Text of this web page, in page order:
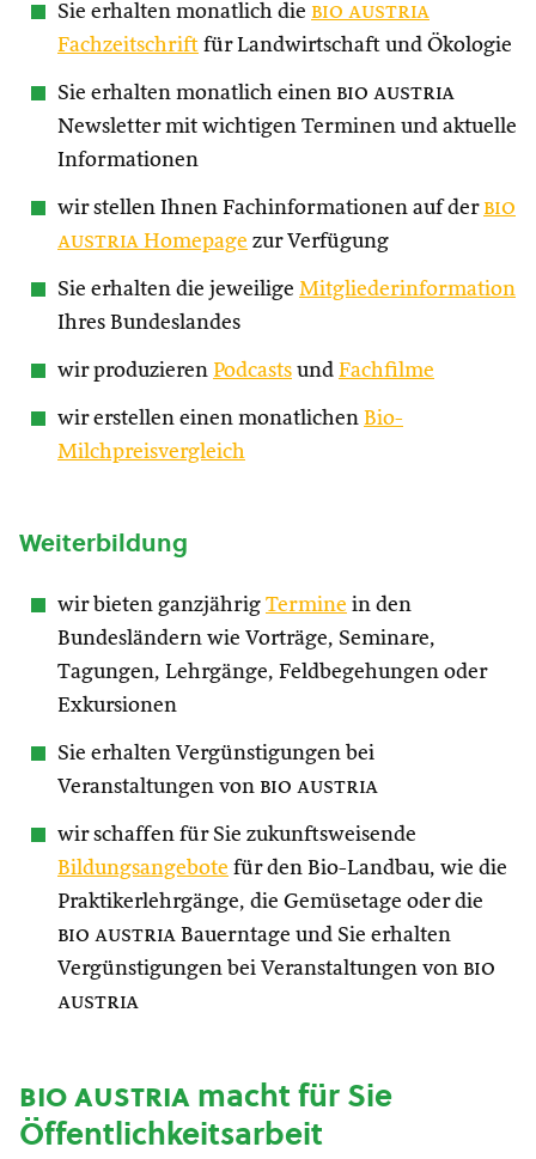
Sie erhalten monatlich die bio austria
Fachzeitschrift für Landwirtschaft und Ökologie
Sie erhalten monatlich einen bio austria
Newsletter mit wichtigen Terminen und aktuelle
Informationen
wir stellen Ihnen Fachinformationen auf der bio
austria Homepage zur Verfügung
Sie erhalten die jeweilige Mitgliederinformation
Ihres Bundeslandes
wir produzieren Podcasts und Fachfilme
wir erstellen einen monatlichen Bio-
Milchpreisvergleich
Weiterbildung
wir bieten ganzjährig Termine in den
Bundesländern wie Vorträge, Seminare,
Tagungen, Lehrgänge, Feldbegehungen oder
Exkursionen
Sie erhalten Vergünstigungen bei
Veranstaltungen von bio austria
wir schaffen für Sie zukunftsweisende
Bildungsangebote für den Bio-Landbau, wie die
Praktikerlehrgänge, die Gemüsetage oder die
bio austria Bauerntage und Sie erhalten
Vergünstigungen bei Veranstaltungen von bio
austria
bio austriamacht für Sie
Öffentlichkeitsarbeit